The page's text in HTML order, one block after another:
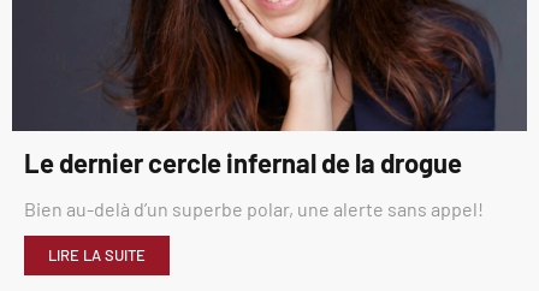
Le dernier cercle infernal de la drogue
Bien au-delà d’un superbe polar, une alerte sans appel!
LIRE LA SUITE